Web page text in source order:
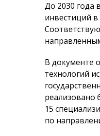
До 2030 года
инвестиций в
В документе
технологий
реализовано
15
по